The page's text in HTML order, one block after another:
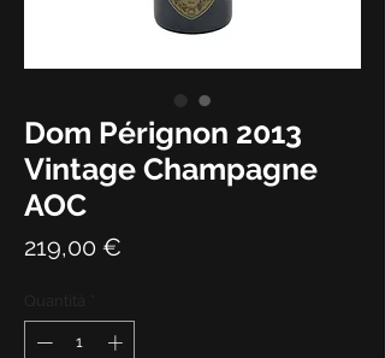
Dom Pérignon 2013
Vintage Champagne
AOC
219,00 €